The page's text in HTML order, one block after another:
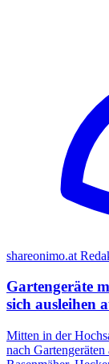
shareonimo.at
Gartengeräte
sich ausleihen
Mitten in der
nach